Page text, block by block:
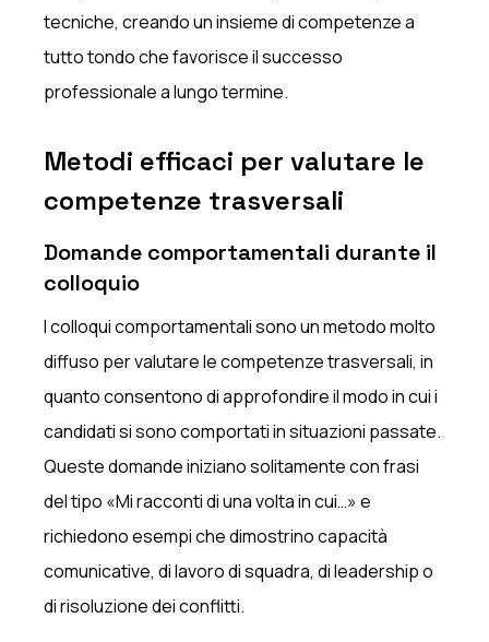
tecniche, creando un insieme di competenze a
tutto tondo che favorisce il successo
professionale a lungo termine.
Metodi efficaci per valutare le
competenze trasversali
Domande comportamentali durante il
colloquio
I colloqui comportamentali sono un metodo molto
diffuso per valutare le competenze trasversali, in
quanto consentono di approfondire il modo in cui i
candidati si sono comportati in situazioni passate.
Queste domande iniziano solitamente con frasi
del tipo «Mi racconti di una volta in cui…» e
richiedono esempi che dimostrino capacità
comunicative, di lavoro di squadra, di leadership o
di risoluzione dei conflitti.